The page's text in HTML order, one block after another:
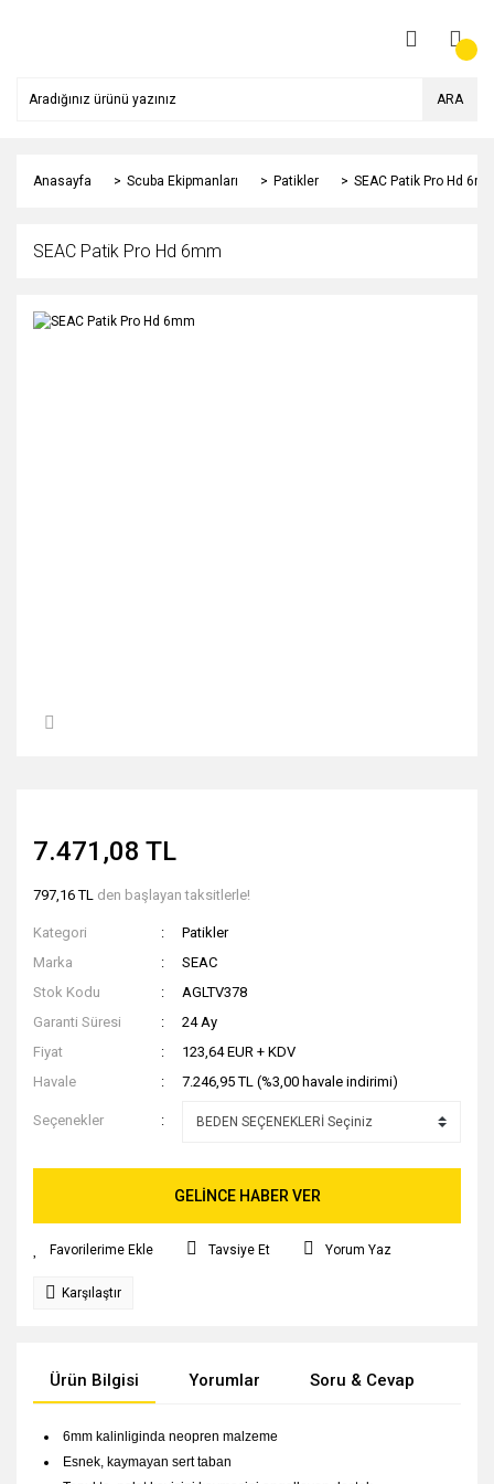
ARA
Anasayfa Scuba Ekipmanları Patikler SEAC Patik Pro Hd
SEAC Patik Pro Hd 6mm
7.471,08 TL
797,16 TL den başlayan taksitlerle!
Kategori
Patikler
Marka
SEAC
Stok Kodu
AGLTV378
Garanti Süresi
24 Ay
Fiyat
123,64 EUR + KDV
Havale
7.246,95 TL (%3,00 havale indirimi)
Seçenekler
GELİNCE HABER VER
Tavsiye Et Yorum Yaz
Karşılaştır
Ürün Bilgisi Yorumlar Soru & Cevap
6mm kalinliginda neopren malzeme
Esnek, kaymayan sert taban